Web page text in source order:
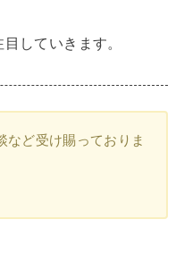
していきます。
など受け賜っておりま